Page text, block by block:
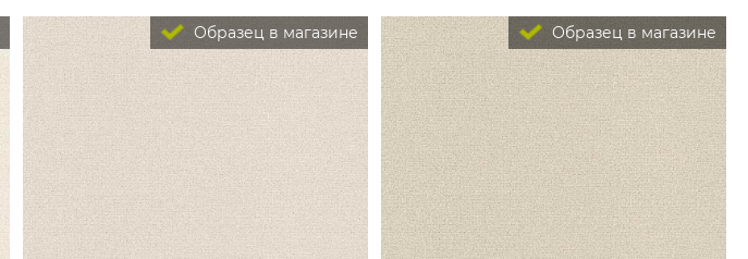
Образец в магазине Образец в магазине